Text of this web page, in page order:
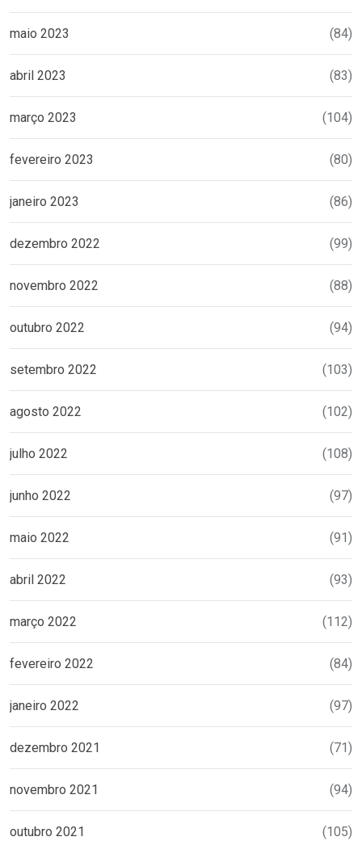
maio 2023 (84)
abril 2023 (83)
março 2023 (104)
fevereiro 2023 (80)
janeiro 2023 (86)
dezembro 2022 (99)
novembro 2022 (88)
outubro 2022 (94)
setembro 2022 (103)
agosto 2022 (102)
julho 2022 (108)
junho 2022 (97)
maio 2022 (91)
abril 2022 (93)
março 2022 (112)
fevereiro 2022 (84)
janeiro 2022 (97)
dezembro 2021 (71)
novembro 2021 (94)
outubro 2021 (105)